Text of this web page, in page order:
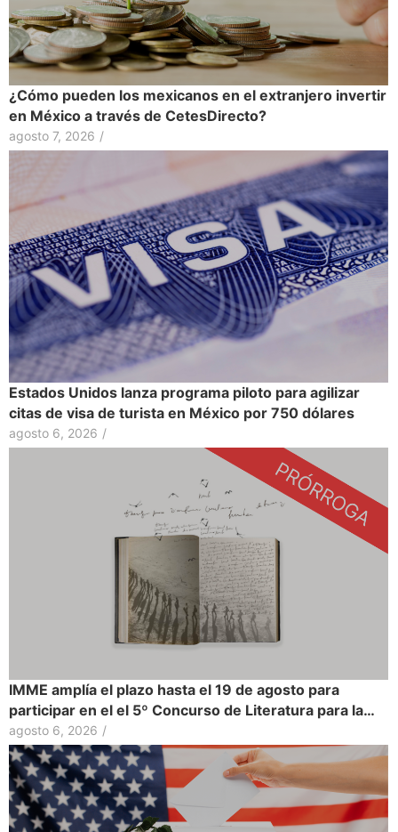
¿Cómo pueden los mexicanos en el extranjero invertir
en México a través de CetesDirecto?
agosto 7, 2026 /
Estados Unidos lanza programa piloto para agilizar
citas de visa de turista en México por 750 dólares
agosto 6, 2026 /
IMME amplía el plazo hasta el 19 de agosto para
participar en el el 5º Concurso de Literatura para la…
agosto 6, 2026 /